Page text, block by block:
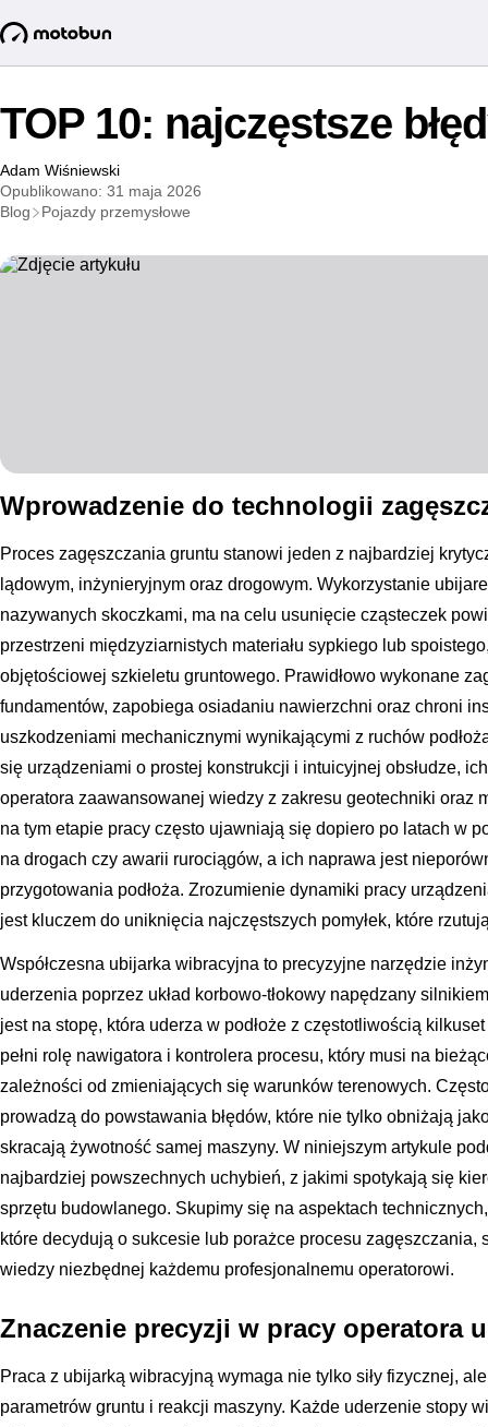
TOP 10: najczęstsze
Adam Wiśniewski
Opublikowano: 31 maja 2026
Blog
Pojazdy przemysłowe
Wprowadzenie do technologii
Proces zagęszczania gruntu stanowi jeden z najbardziej
lądowym, inżynieryjnym oraz drogowym. Wykorzystanie
nazywanych skoczkami, ma na celu usunięcie cząsteczek
przestrzeni międzyziarnistych materiału sypkiego lub
objętościowej szkieletu gruntowego. Prawidłowo wykonane
fundamentów, zapobiega osiadaniu nawierzchni oraz chroni
uszkodzeniami mechanicznymi wynikającymi z ruchów
się urządzeniami o prostej konstrukcji i intuicyjnej obsłudze,
operatora zaawansowanej wiedzy z zakresu geotechniki oraz
na tym etapie pracy często ujawniają się dopiero po latach w
na drogach czy awarii rurociągów, a ich naprawa jest
przygotowania podłoża. Zrozumienie dynamiki pracy
jest kluczem do uniknięcia najczęstszych pomyłek, które
Współczesna ubijarka wibracyjna to precyzyjne narzędzie
uderzenia poprzez układ korbowo-tłokowy napędzany
jest na stopę, która uderza w podłoże z częstotliwością
pełni rolę nawigatora i kontrolera procesu, który musi na
zależności od zmieniających się warunków terenowych.
prowadzą do powstawania błędów, które nie tylko obniżają
skracają żywotność samej maszyny. W niniejszym artykule
najbardziej powszechnych uchybień, z jakimi spotykają się
sprzętu budowlanego. Skupimy się na aspektach
które decydują o sukcesie lub porażce procesu zagęszczania,
wiedzy niezbędnej każdemu profesjonalnemu operatorowi.
Znaczenie precyzji w pracy operatora
Praca z ubijarką wibracyjną wymaga nie tylko siły fizycznej,
parametrów gruntu i reakcji maszyny. Każde uderzenie stopy